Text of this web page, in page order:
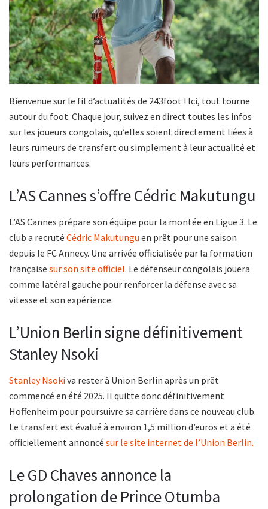
Bienvenue sur le fil d’actualités de 243foot ! Ici, tout tourne
autour du foot. Chaque jour, suivez en direct toutes les infos
sur les joueurs congolais, qu’elles soient directement liées à
leurs rumeurs de transfert ou simplement à leur actualité et
leurs performances.
L’AS Cannes s’offre Cédric Makutungu
L’AS Cannes prépare son équipe pour la montée en Ligue 3. Le
club a recruté Cédric Makutungu en prêt pour une saison
depuis le FC Annecy. Une arrivée officialisée par la formation
française sur son site officiel. Le défenseur congolais jouera
comme latéral gauche pour renforcer la défense avec sa
vitesse et son expérience.
L’Union Berlin signe définitivement
Stanley Nsoki
Stanley Nsokiva rester à Union Berlin après un prêt
commencé en été 2025. Il quitte donc définitivement
Hoffenheim pour poursuivre sa carrière dans ce nouveau club.
Le transfert est évalué à environ 1,5 million d’euros et a été
officiellement annoncé sur le site internet de l’Union Berlin.
Le GD Chaves annonce la
prolongation de Prince Otumba